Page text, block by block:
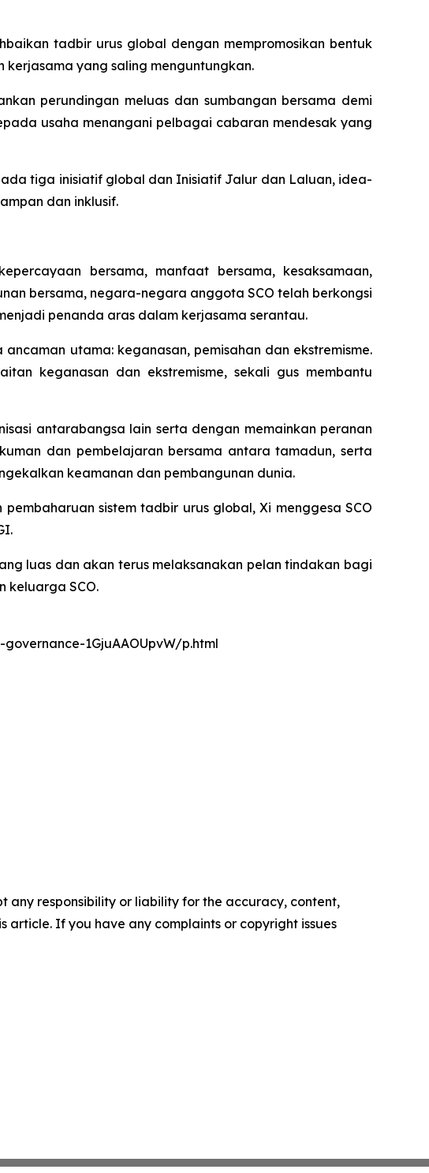
tadbir urus global dengan mempromosikan bentuk
yang saling menguntungkan.
perundingan meluas dan sumbangan bersama demi
usaha menangani pelbagai cabaran mendesak yang
tiga inisiatif global dan Inisiatif Jalur dan Laluan, idea-
dan inklusif.
bersama, manfaat bersama, kesaksamaan,
bersama, negara-negara anggota SCO telah berkongsi
penanda aras dalam kerjasama serantau.
utama: keganasan, pemisahan dan ekstremisme.
keganasan dan ekstremisme, sekali gus membantu
antarabangsa lain serta dengan memainkan peranan
dan pembelajaran bersama antara tamadun, serta
keamanan dan pembangunan dunia.
sistem tadbir urus global, Xi menggesa SCO
luas dan akan terus melaksanakan pelan tindakan bagi
keluarga SCO.
1GjuAAOUpvW/p.html
any responsibility or liability for the accuracy, content,
article. If you have any complaints or copyright issues